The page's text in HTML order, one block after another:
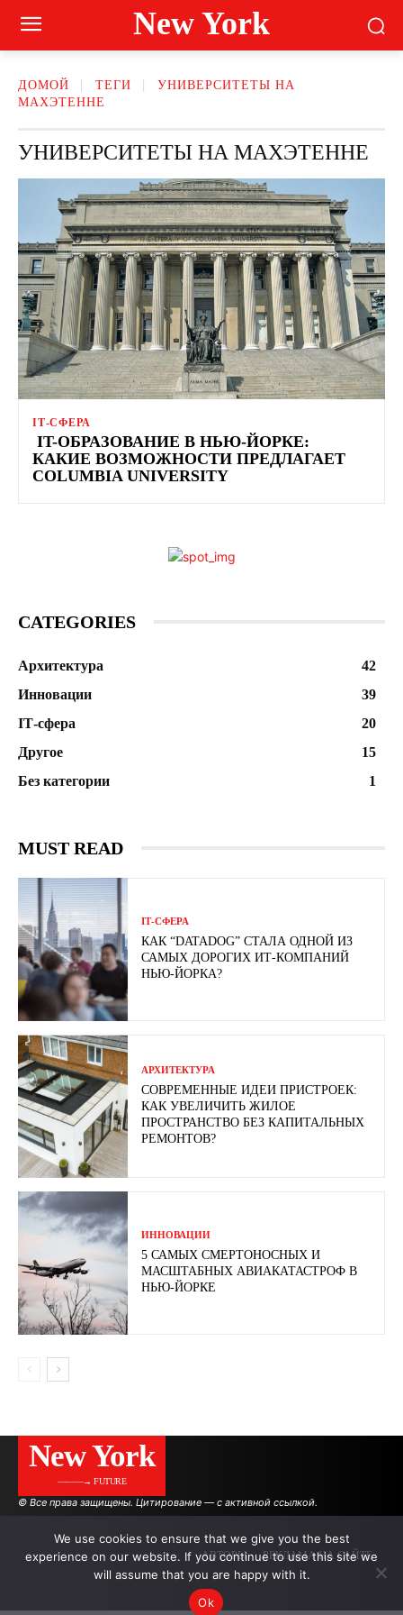
New York
ДОМОЙ ТЕГИ
УНИВЕРСИТЕТЫ НА
МАХЭТЕННЕ
УНИВЕРСИТЕТЫ НА МАХЭТЕННЕ
ІТ-СФЕРА
IT-ОБРАЗОВАНИЕ В НЬЮ-ЙОРКЕ:
КАКИЕ ВОЗМОЖНОСТИ ПРЕДЛАГАЕТ
COLUMBIA UNIVERSITY
CATEGORIES
Архитектура
42
Инновации
39
ІТ-сфера
20
Другое
15
Без категории
1
MUST READ
ІТ-СФЕРА
КАК “DATADOG” СТАЛА ОДНОЙ ИЗ
САМЫХ ДОРОГИХ ИТ-КОМПАНИЙ
НЬЮ-ЙОРКА?
АРХИТЕКТУРА
СОВРЕМЕННЫЕ ИДЕИ ПРИСТРОЕК:
КАК УВЕЛИЧИТЬ ЖИЛОЕ
ПРОСТРАНСТВО БЕЗ КАПИТАЛЬНЫХ
РЕМОНТОВ?
ИННОВАЦИИ
5 САМЫХ СМЕРТОНОСНЫХ И
МАСШТАБНЫХ АВИАКАТАСТРОФ В
НЬЮ-ЙОРКЕ
New York
———→ FUTURE
© Все права защищены. Цитирование — с активной ссылкой.
АВТОРЫ РЕКЛАМА НА САЙТЕ
We use cookies to ensure that we give you the best
experience on our website. If you continue to use this site we
will assume that you are happy with it.
Ok